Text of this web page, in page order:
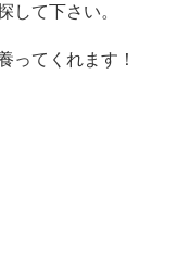
して下さい。
ってくれます！